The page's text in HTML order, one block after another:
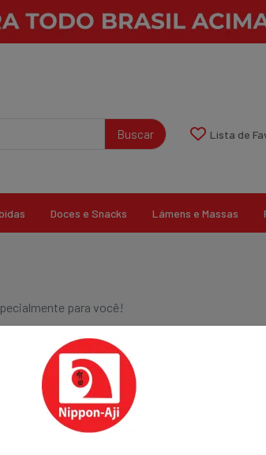
Buscar Lista de
Doces e Snacks Lámens e Massas
para você!